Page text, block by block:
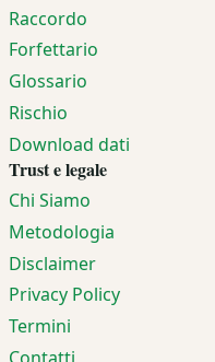
Raccordo
Forfettario
Glossario
Rischio
Download dati
Trust e legale
Chi Siamo
Metodologia
Disclaimer
Privacy Policy
Termini